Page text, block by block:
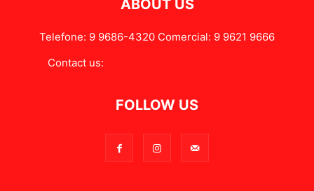
ABOUT US
Telefone: 9 9686-4320 Comercial: 9 9621 9666
Contact us:
FOLLOW US